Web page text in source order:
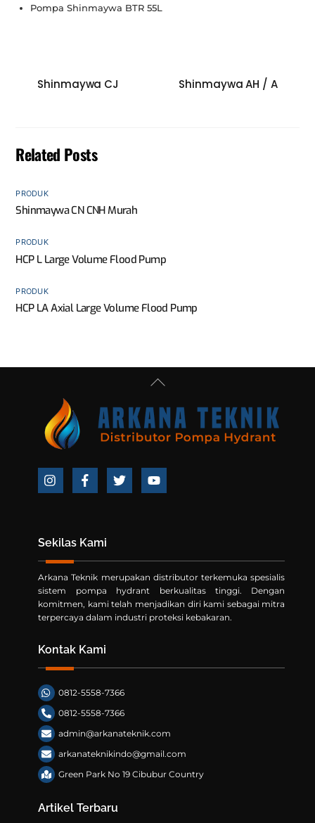
Pompa Shinmaywa BTR 55L
Shinmaywa CJ Shinmaywa AH / A
Related Posts
PRODUK
Shinmaywa CN CNH Murah
PRODUK
HCP L Large Volume Flood Pump
PRODUK
HCP LA Axial Large Volume Flood Pump
Back
Top
Icon
Icon
Icon
Icon
Sekilas Kami
Arkana Teknik merupakan distributor terkemuka spesialis
sistem pompa hydrant berkualitas tinggi. Dengan
komitmen, kami telah menjadikan diri kami sebagai mitra
terpercaya dalam industri proteksi kebakaran.
Kontak Kami
0812-5558-7366
0812-5558-7366
admin@arkanateknik.com
arkanateknikindo@gmail.com
Green Park No 19 Cibubur Country
Artikel Terbaru